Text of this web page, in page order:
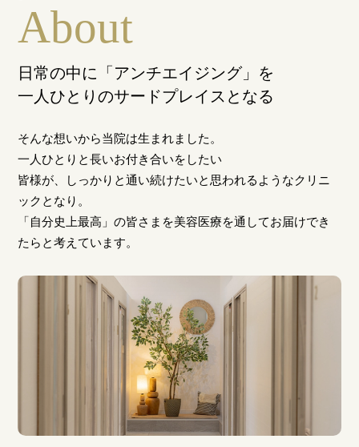
About
日常の中に「アンチエイジング」を
一人ひとりのサードプレイスとなる
そんな想いから当院は生まれました。
一人ひとりと長いお付き合いをしたい
皆様が、しっかりと通い続けたいと思われるようなクリニ
ックとなり。
「自分史上最高」の皆さまを美容医療を通してお届けでき
たらと考えています。